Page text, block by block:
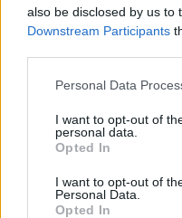
also be disclosed by us to
Downstream Participants
Please note that this
not limited to your visit or
grant or deny consent to
use your data for below
consent section.
Personal Data
I want to opt-out of
personal data.
Opted In
I want to opt-out of
Personal Data.
Opted In